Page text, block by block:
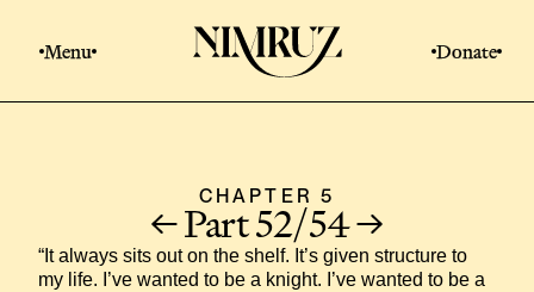
Menu Donate
CHAPTER 5
Part 52/54
“It always sits out on the shelf. It’s given structure to
my life. I’ve wanted to be a knight. I’ve wanted to be a